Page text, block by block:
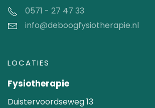
0571 - 27 47 33
info@deboogfysiotherapie.nl
LOCATIES
Fysiotherapie
Duistervoordseweg 13